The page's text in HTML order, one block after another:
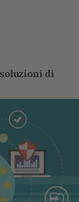
di